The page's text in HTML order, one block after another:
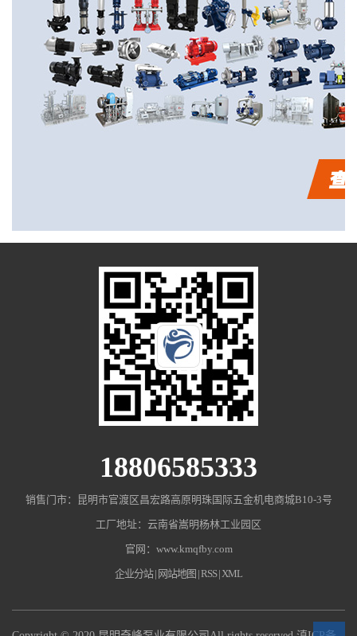
18806585333
销售门市：昆明市官渡区昌宏路高原明珠国际五金机电商城B10-3号
工厂地址：云南省嵩明杨林工业园区
官网：www.kmqfby.com
企业分站| 网站地图 |RSS|XML